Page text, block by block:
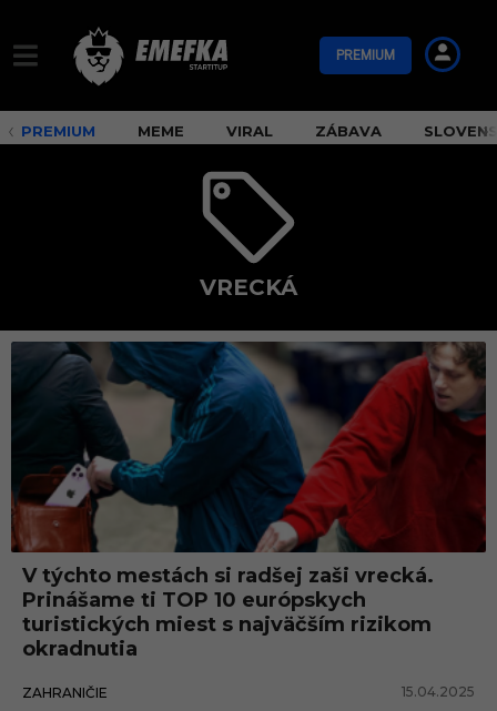
PREMIUM
PREMIUM MEME VIRAL ZÁBAVA
VRECKÁ
v
k
á
V týchto mestách si radšej zaši vrecká.
Prinášame ti TOP 10 európskych
turistických miest s najväčším rizikom
okradnutia
ZAHRANIČIE 15.04.2025